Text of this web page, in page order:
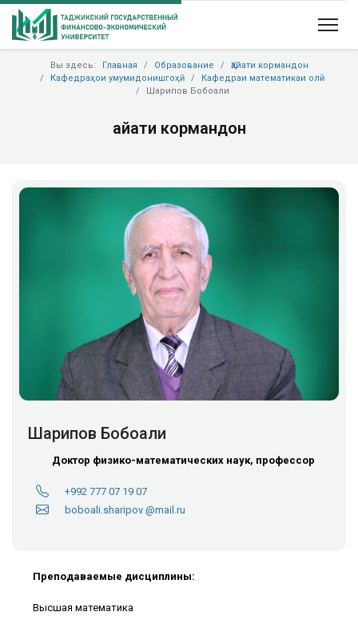
Вы здесь: Главная Образование
Ҳайати кормандон
Кафедраҳои умумидонишгоҳӣ
Кафедраи математикаи олӣ
Шарипов Бобоали
Ҳайати кормандон
Шарипов Бобоали
Доктор физико-математических наук, профессор
+992 777 07 19 07
boboali.sharipov @mail.ru
Преподаваемые дисциплины:
Высшая математика